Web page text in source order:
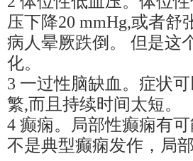
压下降20 mmHg,或者舒
病人晕厥跌倒。 但是这
化。
3 一过性脑缺血。症状
繁,而且持续时间太短。
4 癫痫。局部性癫痫有
不是典型癫痫发作，局